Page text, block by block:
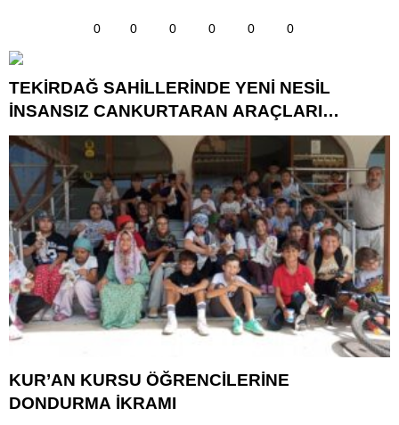
0 0 0 0 0 0
TEKİRDAĞ SAHİLLERİNDE YENİ NESİL
İNSANSIZ CANKURTARAN ARAÇLARI
GÖREVDE
KUR’AN KURSU ÖĞRENCİLERİNE
DONDURMA İKRAMI